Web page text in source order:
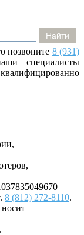
позвоните 8 (931)
специалисты
8 (812) 272-8110.